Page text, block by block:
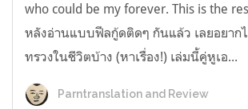
who could be my forever. This is the
หลังอ่านแบบฟีลกู้ดติดๆ กันแล้ว เลยอยาก
ทรวงในชีวิตบ้าง (หาเรื่อง!) เล่มนี้คู่หูเอ...
Parntranslation and Review